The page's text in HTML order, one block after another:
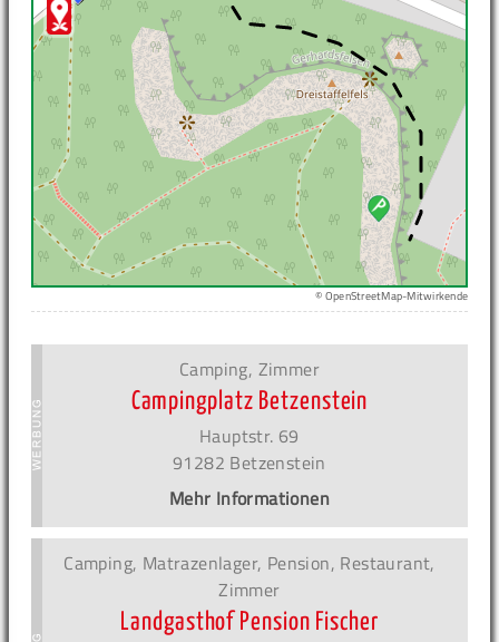
© OpenStreetMap-Mitwirkende
Camping, Zimmer
Campingplatz Betzenstein
Hauptstr. 69
91282 Betzenstein
Mehr Informationen
Camping, Matrazenlager, Pension, Restaurant,
Zimmer
Landgasthof Pension Fischer